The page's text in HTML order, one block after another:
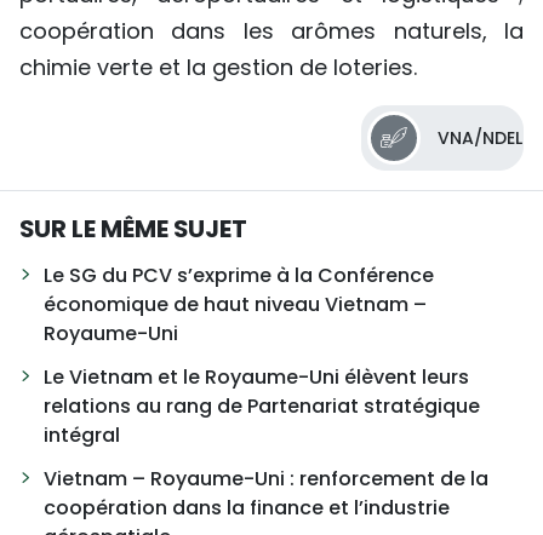
coopération dans les arômes naturels, la
chimie verte et la gestion de loteries.
VNA/NDEL
SUR LE MÊME SUJET
Le SG du PCV s’exprime à la Conférence
économique de haut niveau Vietnam –
Royaume-Uni
Le Vietnam et le Royaume-Uni élèvent leurs
relations au rang de Partenariat stratégique
intégral
Vietnam – Royaume-Uni : renforcement de la
coopération dans la finance et l’industrie